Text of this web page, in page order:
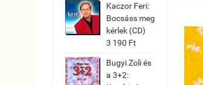
Kaczor Feri:
Bocsáss meg
kérlek (CD)
3 190 Ft
Bugyi Zoli és
a 3+2: